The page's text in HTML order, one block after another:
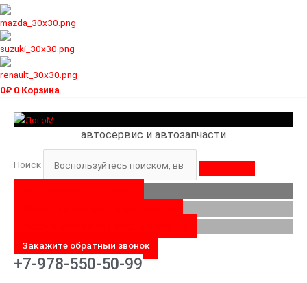
0₽ 0 Корзина
автосервис и автозапчасти
Поиск
Закажите обратный звонок
+7-978-550-50-99